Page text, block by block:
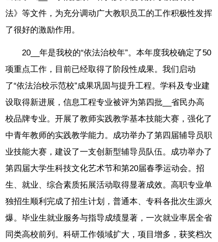
法》等文件，为充分调动广大教职员工的工作积极性发挥
了很好的激励作用。
20__年是我校的“依法治校年”。本年度我校确定了50
项重点工作，目前已经取得了阶段性成果。我们启动
了“依法治校示范校”成果巩固与提升工程。学科及专业建
设取得新进展，信息工程专业被评为第四批__省民办高
校品牌专业。开展了教师实践教学基本技能大赛，强化了
中青年教师的实践教学能力。成功举办了第四届辅导员职
业技能大赛，建设了一支创新型辅导员队伍。成功举办了
第四届大学生科技文化艺术节和第20届春季运动会。招
生、就业、综合素质拓展活动取得显著成效。高职专业单
独招生顺利完成了招生计划，普通本、专科各批次生源火
爆。毕业生就业服务与指导成绩显著，一次就业率居全省
同类高校前列。科研工作领域扩大，项目增多，获奖档次